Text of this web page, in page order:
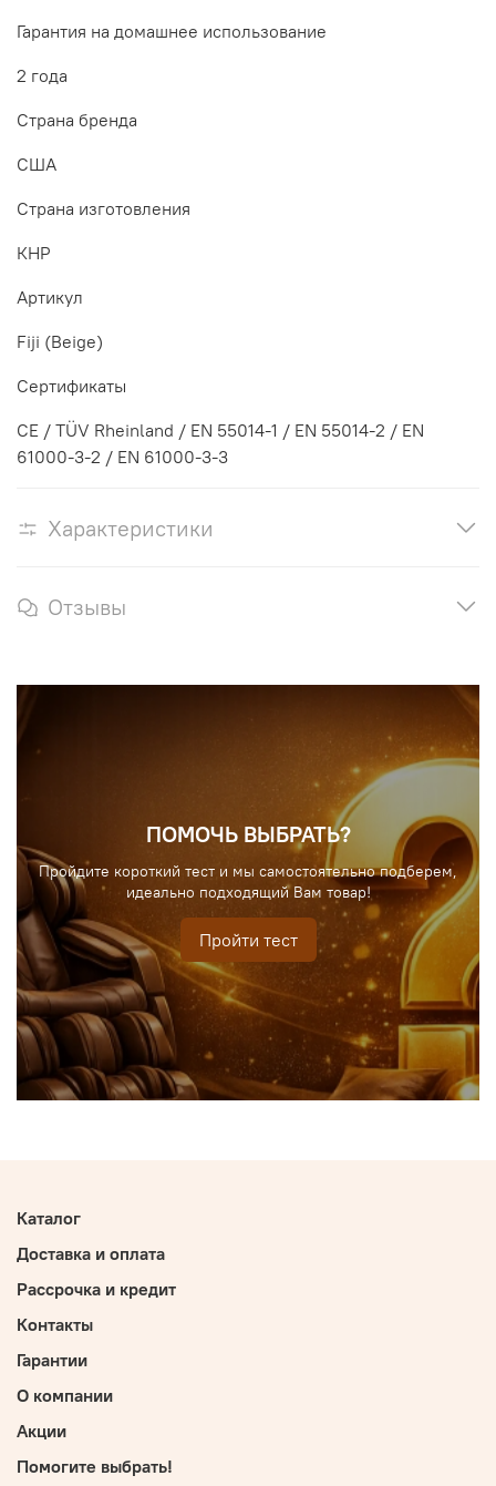
Гарантия на домашнее использование
2 года
Страна бренда
США
Страна изготовления
КНР
Артикул
Fiji (Beige)
Сертификаты
CE / TÜV Rheinland / EN 55014-1 / EN 55014-2 / EN
61000-3-2 / EN 61000-3-3
Характеристики
Отзывы
ПОМОЧЬ ВЫБРАТЬ?
Пройдите короткий тест и мы самостоятельно подберем,
идеально подходящий Вам товар!
Пройти тест
Каталог
Доставка и оплата
Рассрочка и кредит
Контакты
Гарантии
О компании
Акции
Помогите выбрать!